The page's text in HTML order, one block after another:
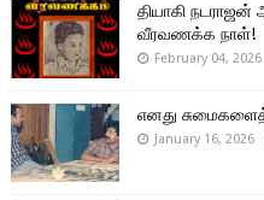
தியாகி
வீரவணக்க நாள்!
February 04, 2026
எனது
January 16, 2026